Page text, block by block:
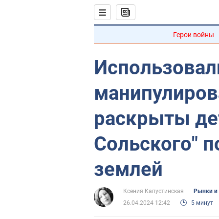
Герои войны
раскрыты
Сольского"
землей
Ксения Капустинская
Рынки и
26.04.2024 12:42
5 минут